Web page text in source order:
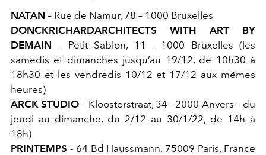
NATAN – Rue de Namur, 78 – 1000 Bruxelles
DONCKRICHARDARCHITECTS WITH ART BY
DEMAIN – Petit Sablon, 11 - 1000 Bruxelles (les
samedis et dimanches jusqu’au 19/12, de 10h30 à
18h30 et les vendredis 10/12 et 17/12 aux mêmes
heures)
ARCK STUDIO – Kloosterstraat, 34 - 2000 Anvers – du
jeudi au dimanche, du 2/12 au 30/1/22, de 14h à
18h)
PRINTEMPS - 64 Bd Haussmann, 75009 Paris, France